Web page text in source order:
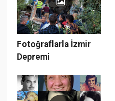
Fotoğraflarla İzmir
Depremi